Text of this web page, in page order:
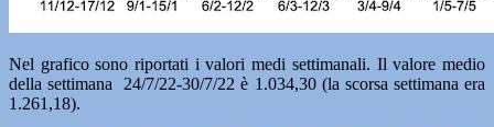
Nel grafico sono riportati i valori medi settimanali. Il valore medio
della settimana 24/7/22-30/7/22 è 1.034,30 (la scorsa settimana era
1.261,18).